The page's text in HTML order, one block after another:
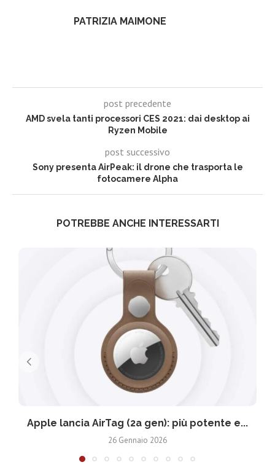
PATRIZIA MAIMONE
post precedente
AMD svela tanti processori CES 2021: dai desktop ai
Ryzen Mobile
post successivo
Sony presenta AirPeak: il drone che trasporta le
fotocamere Alpha
POTREBBE ANCHE INTERESSARTI
Apple lancia AirTag (2a gen): più potente e...
26 Gennaio 2026